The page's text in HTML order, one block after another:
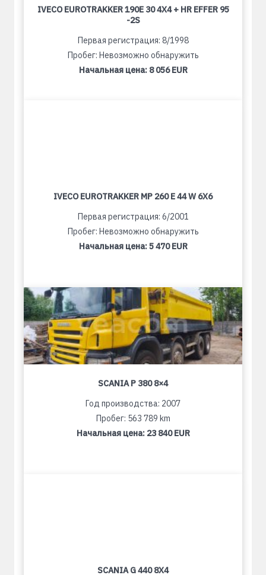
IVECO EUROTRAKKER 190E 30 4X4 + HR EFFER 95
-2S
Первая регистрация: 8/1998
Пробег: Невозможно обнаружить
Начальная цена: 8 056 EUR
IVECO EUROTRAKKER MP 260 E 44 W 6X6
Первая регистрация: 6/2001
Пробег: Невозможно обнаружить
Начальная цена:5 470 EUR
SCANIA P 380 8×4
Год производства: 2007
Пробег: 563 789 km
Начальная цена: 23 840 EUR
SCANIA G 440 8X4